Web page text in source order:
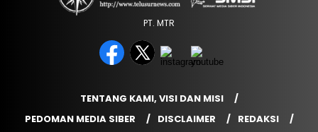
PT. MTR
TENTANG KAMI, VISI DAN MISI
PEDOMAN MEDIA SIBER
DISCLAIMER
REDAKSI